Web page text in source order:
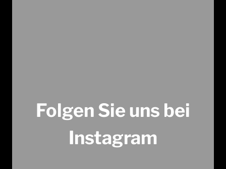
Folgen Sie uns bei
Instagram